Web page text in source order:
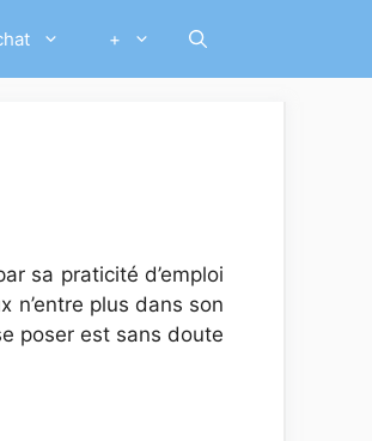
+
sa praticité d’emploi
n’entre plus dans son
poser est sans doute